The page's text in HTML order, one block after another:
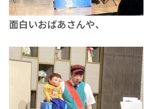
面白いおばあさんや、